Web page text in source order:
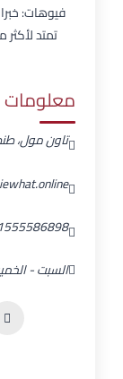
فيوهات:
تمتد لأكثر من 12 سنة في بناء الهوية
معلومات
تاون مول،
السبت - الخميس :